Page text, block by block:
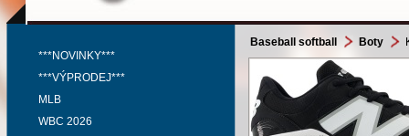
***NOVINKY***
***VÝPRODEJ***
MLB
WBC 2026
Baseball softball Boty